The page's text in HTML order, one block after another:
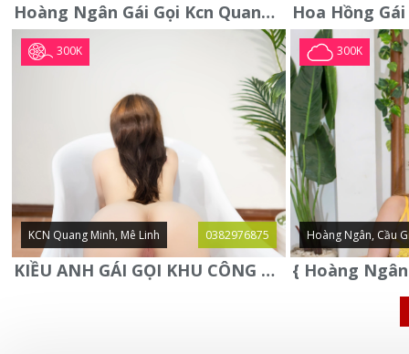
Hoàng Ngân Gái Gọi Kcn Quang Minh - Mê Linh . Hàng Vip Lần Đầu
300K
KCN Quang Minh, Mê Linh 0382976875
KIỀU ANH GÁI GỌI KHU CÔNG NGHIỆP QUANG MINH - MÊ LINH
300K
Hoàng Ngân, Cầu